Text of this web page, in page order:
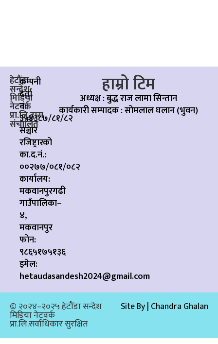
हेटौंडा
सन्देश
मिडिया
नेटवर्क
प्रा.लि.द्वारा
संचालित
कम्पनी
दर्ता
नं:
३५४३८७/८१/८२
सञ्चार
रजिष्ट्रारको
का.द.नं.:
००२७७/०८१/०८२
कार्यालय:
मकवानपुरगढी
गाउँपालिका–
४,
मकवानपुर
फोन:
९८६५१७५१३६
इमेल:
hetaudasandesh2024@gmail.com
हाम्रो टिम
अध्यक्ष : बुद्ध राज लामा सिन्तान
कार्यकारी सम्पादक :सोमलाल घलान (भुवन)
© २०२४–२०२५ हेटौंडा सन्देश
मिडिया नेटवर्क
प्रा.लि.सर्वाधिकार सुरक्षित​
Site By | Chandra Ghalan